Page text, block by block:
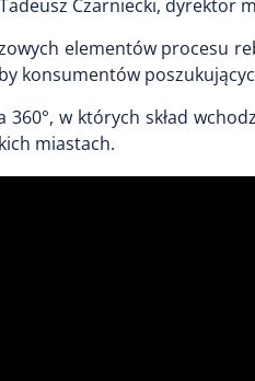
Czarniecki, dyrektor
elementów procesu
konsumentów
360°, w których skład
miastach.